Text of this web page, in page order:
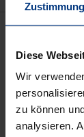
Zustimmung
Diese
Wir
zu können
analysieren.
Edition
1
ISBN